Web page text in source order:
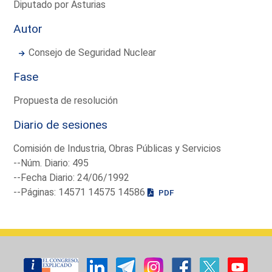
Diputado por Asturias
Autor
Consejo de Seguridad Nuclear
Fase
Propuesta de resolución
Diario de sesiones
Comisión de Industria, Obras Públicas y Servicios
--Núm. Diario: 495
--Fecha Diario: 24/06/1992
--Páginas: 14571 14575 14586
PDF